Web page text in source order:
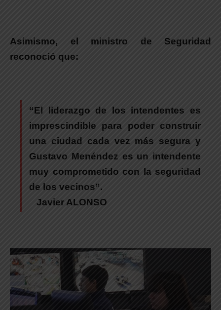
Asimismo, el ministro de Seguridad
reconoció que:
“El liderazgo de los intendentes es
imprescindible para poder construir
una ciudad cada vez más segura y
Gustavo Menéndez es un intendente
muy comprometido con la seguridad
de los vecinos”.
Javier ALONSO